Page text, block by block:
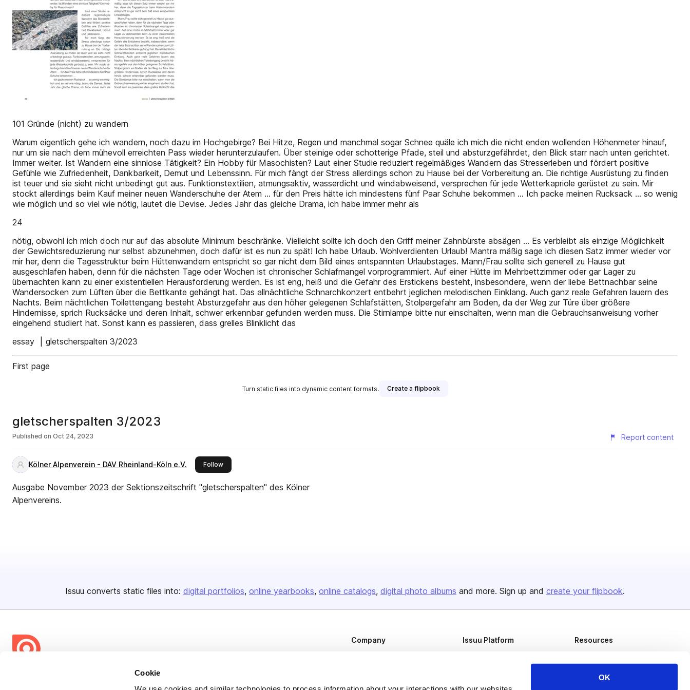
Cookie
OK
101 Gründe (nicht) zu wandern
Warum eigentlich gehe ich wandern, noch dazu im Hochgebirge? Bei Hitze, Regen und manchmal sogar Schnee quäle ich mich die nicht enden wollenden Höhenmeter hinauf,
nur um sie nach dem mühevoll erreichten Pass wieder herunterzulaufen. Über steinige oder schotterige Pfade, steil und absturzgefährdet, den Blick starr nach unten gerichtet.
Immer weiter. Ist Wandern eine sinnlose Tätigkeit? Ein Hobby für Masochisten? Laut einer Studie reduziert regelmäßiges Wandern das Stresserleben und fördert positive
Gefühle wie Zufriedenheit, Dankbarkeit, Demut und Lebenssinn. Für mich fängt der Stress allerdings schon zu Hause bei der Vorbereitung an. Die richtige Ausrüstung zu finden
ist teuer und sie sieht nicht unbedingt gut aus. Funktionstextilien, atmungsaktiv, wasserdicht und windabweisend, versprechen für jede Wetterkapriole gerüstet zu sein. Mir
stockt allerdings beim Kauf meiner neuen Wanderschuhe der Atem … für den Preis hätte ich mindestens fünf Paar Schuhe bekommen … Ich packe meinen Rucksack … so wenig
wie möglich und so viel wie nötig, lautet die Devise. Jedes Jahr das gleiche Drama, ich habe immer mehr als
24
nötig, obwohl ich mich doch nur auf das absolute Minimum beschränke. Vielleicht sollte ich doch den Griff meiner Zahnbürste absägen … Es verbleibt als einzige Möglichkeit
der Gewichtsreduzierung nur selbst abzunehmen, doch dafür ist es nun zu spät! Ich habe Urlaub. Wohlverdienten Urlaub! Mantra­ mäßig sage ich diesen Satz immer wieder vor
mir her, denn die Tagesstruktur beim Hüttenwandern entspricht so gar nicht dem Bild eines entspannten Urlaubstages. Mann/Frau sollte sich generell zu Hause gut
ausgeschlafen haben, denn für die nächsten Tage oder Wochen ist chronischer Schlafmangel vorprogrammiert. Auf einer Hütte im Mehrbettzimmer oder gar Lager zu
übernachten kann zu einer existentiellen Herausforderung werden. Es ist eng, heiß und die Gefahr des Erstickens besteht, insbesondere, wenn der liebe Bettnachbar seine
Wandersocken zum Lüften über die Bettkante gehängt hat. Das allnächtliche Schnarchkonzert entbehrt jeglichen melodischen Einklang. Auch ganz reale Gefahren lauern des
Nachts. Beim nächtlichen Toilettengang besteht Absturzgefahr aus den höher gelegenen Schlafstätten, Stolpergefahr am Boden, da der Weg zur Türe über größere
Hindernisse, sprich Rucksäcke und deren Inhalt, schwer erkennbar gefunden werden muss. Die Stirnlampe bitte nur einschalten, wenn man die Gebrauchsanweisung vorher
eingehend studiert hat. Sonst kann es passieren, dass grelles Blinklicht das
essay | gletscherspalten 3/2023
First page
Turn static files into dynamic content formats. Create a flipbook
gletscherspalten 3/2023
Published on Oct 24, 2023 Report content
Kölner Alpenverein - DAV Rheinland-Köln e.V. Followthis publisher
Ausgabe November 2023 der Sektionszeitschrift "gletscherspalten" des Kölner
Alpenvereins.
Issuu converts static files into: digital portfolios online yearbooks online catalogs digital photo albums and more. Sign up and create your flipbook.
Company Issuu Platform Resources
Publisher Directory